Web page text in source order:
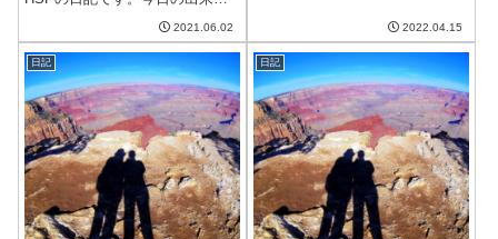
低く、6月に入ったとは思えな
い。庭のユリのつぼみが大きく
なってきた。もうすぐ咲きそう
で楽しみ。本格的な梅雨に入る
前に満開になって...
2021.06.02 2022.04.15
日記 日記